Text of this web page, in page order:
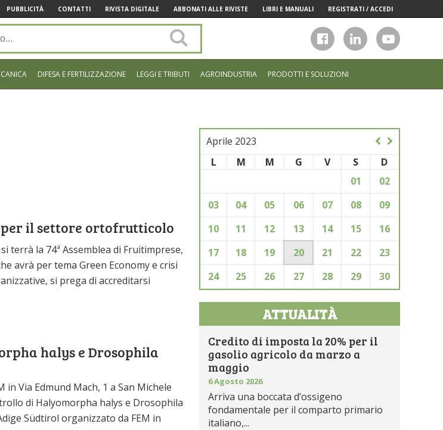
PUBBLICITÀ CONTATTI RIVISTA DIGITALE ABBONATI ALLE RIVISTE LIBRI E MANUALI REGISTRATI / ACCEDI
sito
DIFESA E FERTILIZZAZIONE LEGGI E TRIBUTI AGROINDUSTRIA PRODOTTI E SOLUZIONI
per il settore ortofrutticolo
terrà la 74ª Assemblea di Fruitimprese,
avrà per tema Green Economy e crisi
si prega di accreditarsi
halys e Drosophila
in Via Edmund Mach, 1 a San Michele
di Halyomorpha halys e Drosophila
Südtirol organizzato da FEM in
Aprile 2023
L
M M G V S
D
01
02
03
04 05 06 07 08
09
10
11 12 13 14 15
16
17
18 19 20 21 22
23
24
25 26 27 28 29 30
ATTUALITÀ
Credito di imposta la 20% per il
gasolio agricolo da marzo a
maggio
6 Agosto 2026
Arriva una boccata d’ossigeno
fondamentale per il comparto primario
italiano,...